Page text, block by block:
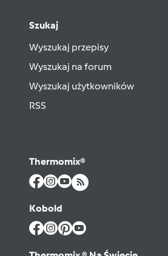
Szukaj
Wyszukaj przepisy
Wyszukaj na forum
Wyszukaj użytkowników
RSS
Thermomix®
Kobold